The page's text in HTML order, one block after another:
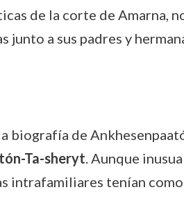
de la corte de Amarna,
a sus padres y
biografía de
Ta-sheryt. Aunque
intrafamiliares tenían